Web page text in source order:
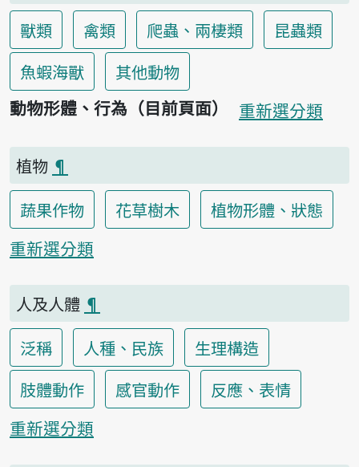
獸類
禽類 爬蟲、兩棲類
昆蟲類
魚蝦海獸
其他動物
動物形體、行為（目前頁面）
重新選分類
植物 ¶
蔬果作物
花草樹木
植物形體、狀態
重新選分類
人及人體 ¶
泛稱
人種、民族
生理構造
肢體動作
感官動作
反應、表情
重新選分類